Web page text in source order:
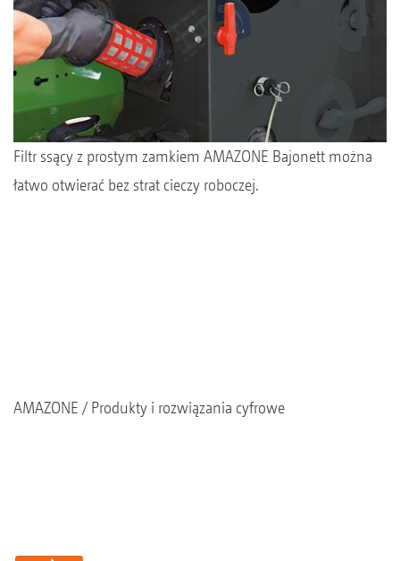
Filtr ssący z prostym zamkiem AMAZONE Bajonett można
łatwo otwierać bez strat cieczy roboczej.
AMAZONE Produkty i rozwiązania cyfrowe